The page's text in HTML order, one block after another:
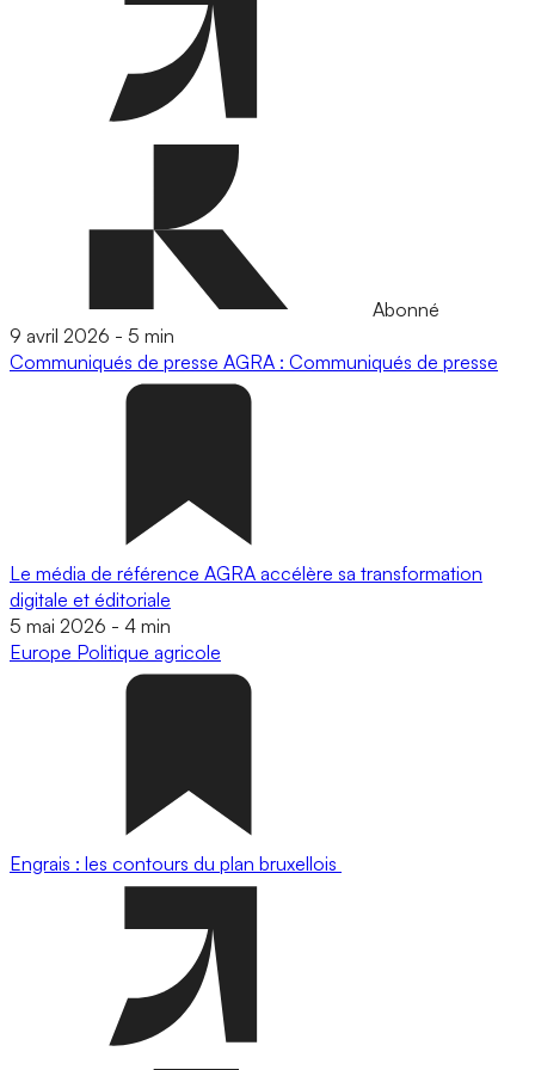
Abonné
9 avril 2026 - 5 min
Communiqués de presse AGRA : Communiqués de presse
Le média de référence AGRA accélère sa transformation
digitale et éditoriale
5 mai 2026 - 4 min
Europe Politique agricole
Engrais : les contours du plan bruxellois